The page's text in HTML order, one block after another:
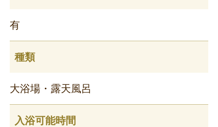
有
種類
大浴場・露天風呂
入浴可能時間